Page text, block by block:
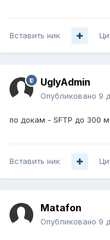
Вставить ник
UglyAdmin
Опубликовано 9
по докам - SFTP до 300
Вставить ник
Matafon
Опубликовано 9